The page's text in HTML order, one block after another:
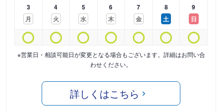
3
月
4
火
5
水
6
木
7
金
8
土
9
日
※営業日・相談可能日が変更となる場合もございます。詳細はお問い合
わせください。
詳しくはこちら